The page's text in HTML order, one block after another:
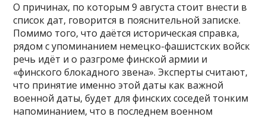
О причинах, по которым 9 августа стоит внести в
список дат, говорится в пояснительной записке.
Помимо того, что даётся историческая справка,
рядом с упоминанием немецко-фашистских войск
речь идёт и о разгроме финской армии и
«финского блокадного звена». Эксперты считают,
что принятие именно этой даты как важной
военной даты, будет для финских соседей тонким
напоминанием, что в последнем военном